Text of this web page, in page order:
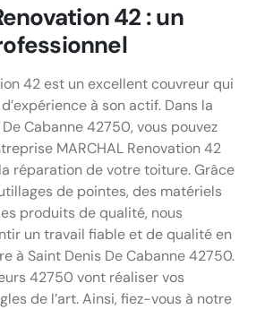
42 : un
42 est un excellent couvreur qui
à son actif. Dans la
Cabanne 42750, vous pouvez
MARCHAL Renovation 42
réparation de votre toiture. Grâce
de pointes, des matériels
produits de qualité, nous
un travail fiable et de qualité en
à Saint Denis De Cabanne 42750.
42750 vont réaliser vos
de l’art. Ainsi, fiez-vous à notre